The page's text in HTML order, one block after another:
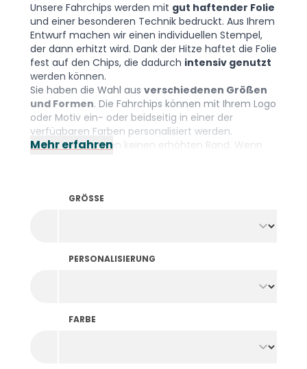
Unsere Fahrchips werden mit gut haftender Folie
und einer besonderen Technik bedruckt. Aus Ihrem
Entwurf machen wir einen individuellen Stempel,
der dann erhitzt wird. Dank der Hitze haftet die Folie
fest auf den Chips, die dadurch intensiv genutzt
werden können.
Sie haben die Wahl aus verschiedenen Größen
und Formen. Die Fahrchips können mit Ihrem Logo
oder Motiv ein- oder beidseitig in einer der
verfügbaren Farben personalisiert werden.
Kirmeschips haben keinen erhöhten Rand. Wenn
Mehr erfahren
GRÖSSE
PERSONALISIERUNG
FARBE